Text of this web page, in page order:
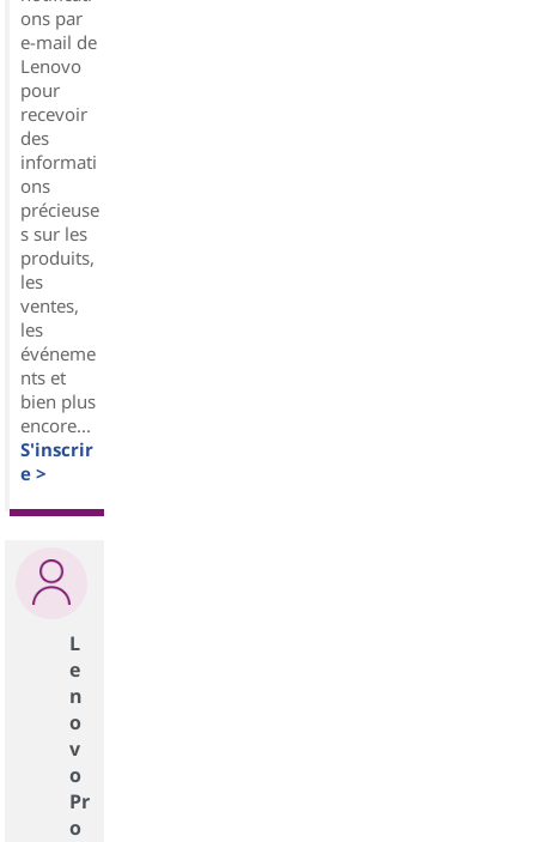
ons par
e-mail de
Lenovo
pour
recevoir
des
informati
ons
précieuse
s sur les
produits,
les
ventes,
les
événeme
nts et
bien plus
encore...
S'inscrir
e >
L
e
n
o
v
o
Pr
o